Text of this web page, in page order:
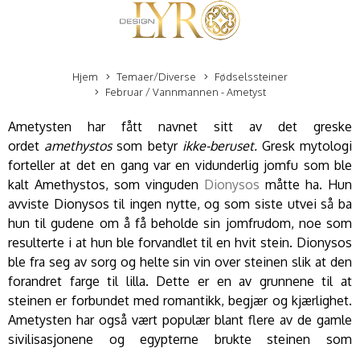
Hjem Temaer/Diverse
Fødselssteiner
Februar / Vannmannen - Ametyst
Ametysten har fått navnet sitt av det greske
ordet amethystossom betyrikke-beruset. Gresk mytologi
forteller at det en gang var en vidunderlig jomfu som ble
kalt Amethystos, som vinguden Dionysos måtte ha. Hun
avviste Dionysos til ingen nytte, og som siste utvei så ba
hun til gudene om å få beholde sin jomfrudom, noe som
resulterte i at hun ble forvandlet til en hvit stein. Dionysos
ble fra seg av sorg og helte sin vin over steinen slik at den
forandret farge til lilla. Dette er en av grunnene til at
steinen er forbundet med romantikk, begjær og kjærlighet.
Ametysten har også vært populær blant flere av de gamle
sivilisasjonene og egypterne brukte steinen som